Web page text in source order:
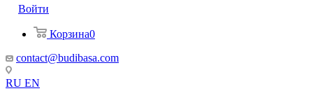
Войти
Корзина0
contact@budibasa.com
RU EN